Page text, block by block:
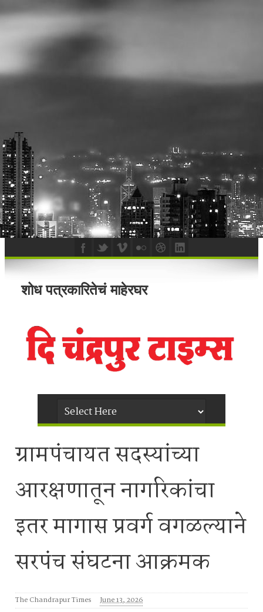
शोध पत्रकारितेचं माहेरघर
ग्रामपंचायत सदस्यांच्या
आरक्षणातून नागरिकांचा
इतर मागास प्रवर्ग वगळल्याने
सरपंच संघटना आक्रमक
The Chandrapur Times June 13, 2026